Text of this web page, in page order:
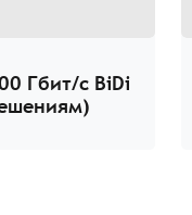
Гбит/с BiDi